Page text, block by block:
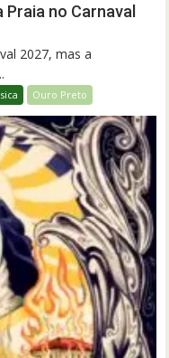
Praia no Carnaval
2027, mas a
Ouro Preto